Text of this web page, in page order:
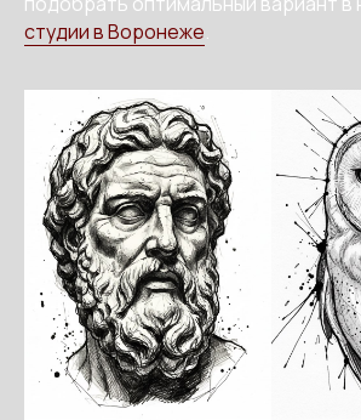
студии в Воронеже.